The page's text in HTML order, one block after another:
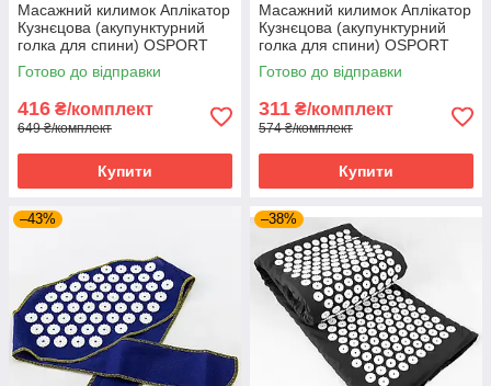
Масажний килимок Аплікатор
Кузнєцова (акупунктурний
голка для спини) OSPORT
(apl-033) Синьо-білий
Готово до відправки
416 ₴/комплект
649 ₴/комплект
Купити
Масажний килимок Аплікатор
Кузнєцова (акупунктурний
голка для спини) OSPORT
Lite 50 (apl-004) Чорно-білий
Готово до відправки
311 ₴/комплект
574 ₴/комплект
Купити
–43% –38%